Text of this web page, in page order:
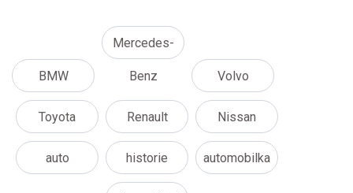
BMW
Mercedes-
Benz Volvo
Toyota Renault Nissan
auto historie automobilka